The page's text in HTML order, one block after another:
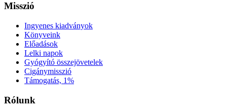
Misszió
Ingyenes kiadványok
Könyveink
Előadások
Lelki napok
Gyógyító összejövetelek
Cigánymisszió
Támogatás, 1%
Rólunk